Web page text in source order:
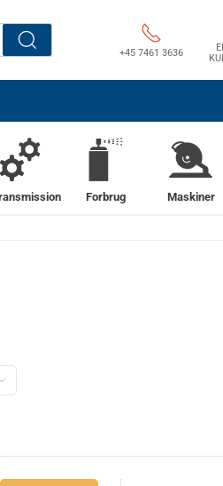
+45 7461 3636
Forbrug Maskiner